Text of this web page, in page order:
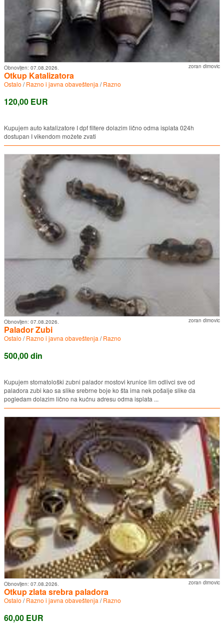
zoran dimovic
Obnovljen: 07.08.2026.
Otkup Katalizatora
Ostalo /Razno i javna obaveštenja /Razno
120,00 EUR
Kupujem auto katalizatore I dpf filtere dolazim lično odma isplata 024h
dostupan I vikendom možete zvati
zoran dimovic
Obnovljen: 07.08.2026.
Palador Zubi
Ostalo /Razno i javna obaveštenja /Razno
500,00 din
Kupujem stomatološki zubni palador mostovi krunice lim odlivci sve od
paladora zubi kao sa slike srebrne boje ko šta ima nek pošalje slike da
pogledam dolazim lično na kućnu adresu odma isplata ...
zoran dimovic
Obnovljen: 07.08.2026.
Otkup zlata srebra paladora
Ostalo /Razno i javna obaveštenja /Razno
60,00 EUR